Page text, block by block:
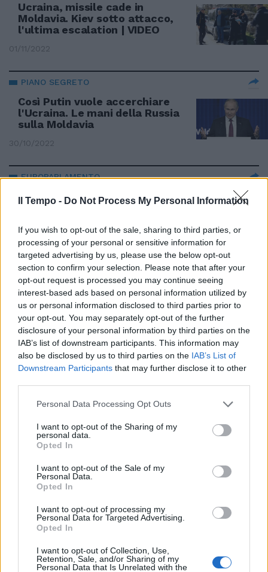
Il Tempo - Do Not Process My Personal Information
If you wish to opt-out of the sale, sharing to third parties, or
processing of your personal or sensitive information for
targeted advertising by us, please use the below opt-out
section to confirm your selection. Please note that after your
opt-out request is processed you may continue seeing
interest-based ads based on personal information utilized by
us or personal information disclosed to third parties prior to
your opt-out. You may separately opt-out of the further
disclosure of your personal information by third parties on the
IAB’s list of downstream participants. This information may
also be disclosed by us to third parties on the IAB’s List of
Downstream Participants that may further disclose it to other
Personal Data Processing Opt Outs
I want to opt-out of the Sharing of my
personal data.
Opted In
I want to opt-out of the Sale of my
Personal Data.
Opted In
I want to opt-out of processing my
Personal Data for Targeted Advertising.
Opted In
I want to opt-out of Collection, Use,
Retention, Sale, and/or Sharing of my
Personal Data that Is Unrelated with the
Ucraina, missile cade in
Moldavia. Kiev sotto attacco,
l'ultima escalation | VIDEO
01/11/2022
PIANO SEGRETO
Così Putin vuole accerchiare
l'Ucraina. Le mani della Russia
sulla Moldavia
30/10/2022
EUROPARLAMENTO
A Ucraina e Moldavia subito lo
status di candidato Ue. Ma per
accelerata"
23/06/2022
IL CONFLITTO SI ESPANDE
Londra vuole armare la Moldavia
sugli "standard Nato": Putin
vuole una Russia più grande
21/05/2022
Moldavia. La promessa di Michel:
sostegno”
05/05/2022
LA DECISIONE
Transnistria è un segnale: si
allarga la guerra contro
l’Ucraina
03/05/2022